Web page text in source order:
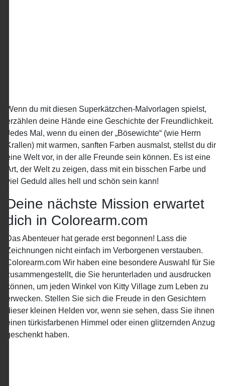
Wenn du mit diesen Superkätzchen-Malvorlagen spielst,
erzählen deine Hände eine Geschichte der Freundlichkeit.
Jedes Mal, wenn du einen der „Bösewichte“ (wie Herrn
Krallen) mit warmen, sanften Farben ausmalst, stellst du dir
eine Welt vor, in der alle Freunde sein können. Es ist eine
Art, der Welt zu zeigen, dass mit ein bisschen Farbe und
viel Geduld alles hell und schön sein kann!
Deine nächste Mission erwartet
dich in Colorearm.com
Das Abenteuer hat gerade erst begonnen! Lass die
Zeichnungen nicht einfach im Verborgenen verstauben.
Colorearm.com Wir haben eine besondere Auswahl für Sie
zusammengestellt, die Sie herunterladen und ausdrucken
können, um jeden Winkel von Kitty Village zum Leben zu
erwecken. Stellen Sie sich die Freude in den Gesichtern
dieser kleinen Helden vor, wenn sie sehen, dass Sie ihnen
einen türkisfarbenen Himmel oder einen glitzernden Anzug
geschenkt haben.